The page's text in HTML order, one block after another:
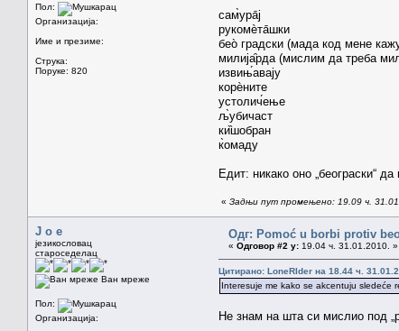
Пол:
Организација:
Име и презиме:
Струка:
Поруке: 820
сам̀ура̄ј
рукомѐта̄шки
бео̀ градски (мада код мене
милија̑рда (мислим да треба
извињ́авају
корѐните
устолич́ење
љ̀убичаст
ки̏шобран
к̀омаду
Едит: никако оно „београски“
« Задњи пут промењено: 19.09 ч.
J o e
језикословац
староседелац
Ван мреже
Пол:
Организација:
Одг: Pomoć u borbi protiv
« Одговор #2 у: 19.04 ч. 31.01.2010. »
Цитирано: LoneRIder на 18.44 ч.
Interesuje me kako se akcentuju sledeće
Не знам на шта си мислио под